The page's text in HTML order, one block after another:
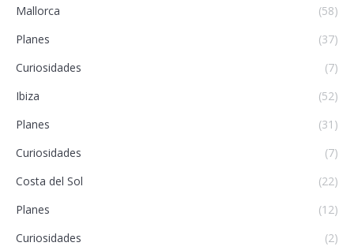
Mallorca
(58)
Planes
(37)
Curiosidades
(7)
Ibiza
(52)
Planes
(31)
Curiosidades
(7)
Costa del Sol
(22)
Planes
(12)
Curiosidades
(2)